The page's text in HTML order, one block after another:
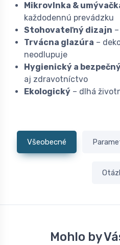
Mikrovlnka &
každodennú prevádzku
Stohovateľný dizajn
Trvácna glazúra –
neodlupuje
Hygienický a
aj zdravotníctvo
Ekologický – dlhá
Všeobecné
Mohlo by